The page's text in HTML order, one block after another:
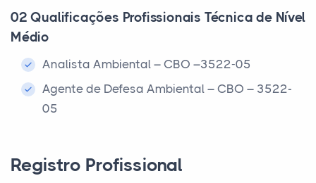
02 Qualificações Profissionais Técnica de Nível
Médio
Analista Ambiental – CBO –3522-05
Agente de Defesa Ambiental – CBO – 3522-
05
Registro Profissional